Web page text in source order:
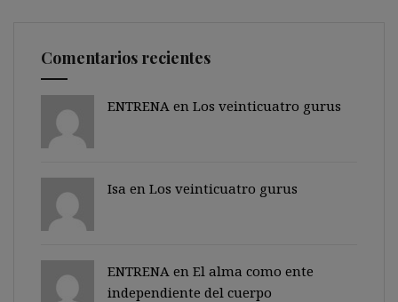
Comentarios recientes
ENTRENA en Los veinticuatro gurus
Isa en Los veinticuatro gurus
ENTRENA en El alma como ente
independiente del cuerpo